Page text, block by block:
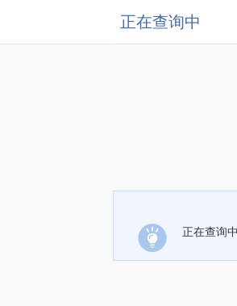
正在查询中
正在查询